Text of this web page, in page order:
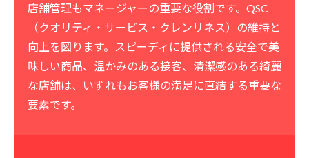
店舗管理もマネージャーの重要な役割です。QSC
（クオリティ・サービス・クレンリネス）の維持と
向上を図ります。スピーディに提供される安全で美
味しい商品、温かみのある接客、清潔感のある綺麗
な店舗は、いずれもお客様の満足に直結する重要な
要素です。